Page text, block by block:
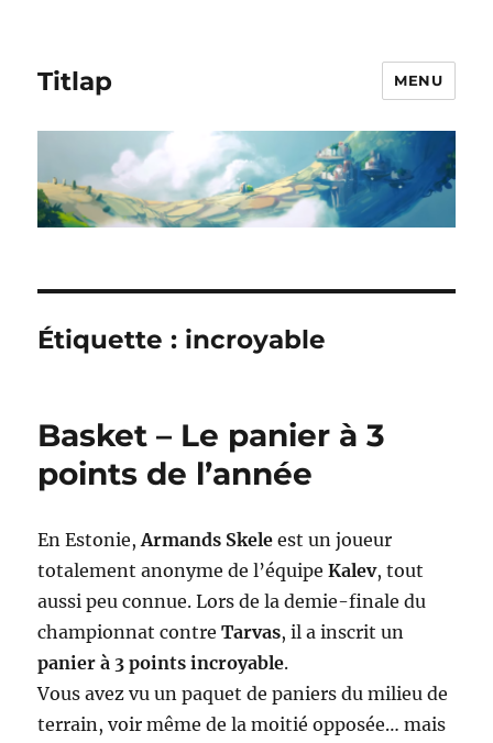
Titlap MENU
Étiquette : incroyable
Basket – Le panier à 3
points de l’année
En Estonie,Armands Skele est un joueur
totalement anonyme de l’équipeKalev, tout
aussi peu connue. Lors de la demie-finale du
championnat contreTarvas, il a inscrit un
panier à 3 points incroyable.
Vous avez vu un paquet de paniers du milieu de
terrain, voir même de la moitié opposée… mais